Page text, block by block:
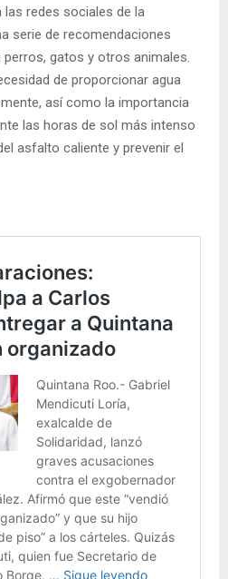
las redes sociales de la
serie de recomendaciones
perros, gatos y otros animales.
de proporcionar agua
así como la importancia
las horas de sol más intenso
asfalto caliente y prevenir el